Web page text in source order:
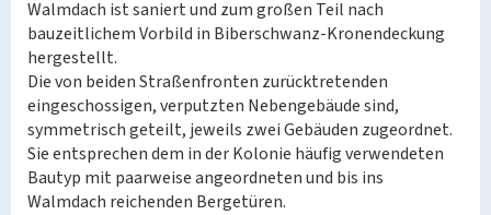
Walmdach ist saniert und zum großen Teil nach
bauzeitlichem Vorbild in Biberschwanz-Kronendeckung
hergestellt.
Die von beiden Straßenfronten zurücktretenden
eingeschossigen, verputzten Nebengebäude sind,
symmetrisch geteilt, jeweils zwei Gebäuden zugeordnet.
Sie entsprechen dem in der Kolonie häufig verwendeten
Bautyp mit paarweise angeordneten und bis ins
Walmdach reichenden Bergetüren.